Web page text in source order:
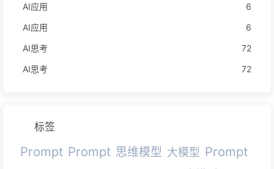
AI应用
6
AI应用
6
AI思考
72
AI思考
72
标签
Prompt Prompt 思维模型 大模型 Prompt